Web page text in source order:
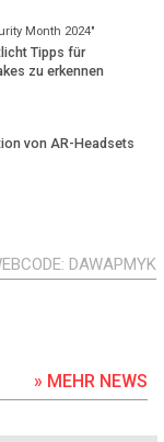
Month 2024"
Tipps für
zu erkennen
von AR-Headsets
DAWAPMYK
» MEHR NEWS